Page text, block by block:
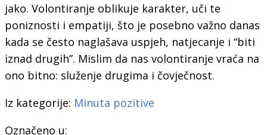
jako. Volontiranje oblikuje karakter, uči te
poniznosti i empatiji, što je posebno važno danas
kada se često naglašava uspjeh, natjecanje i “biti
iznad drugih”. Mislim da nas volontiranje vraća na
ono bitno: služenje drugima i čovječnost.
Iz kategorije: Minuta pozitive
Označeno u: